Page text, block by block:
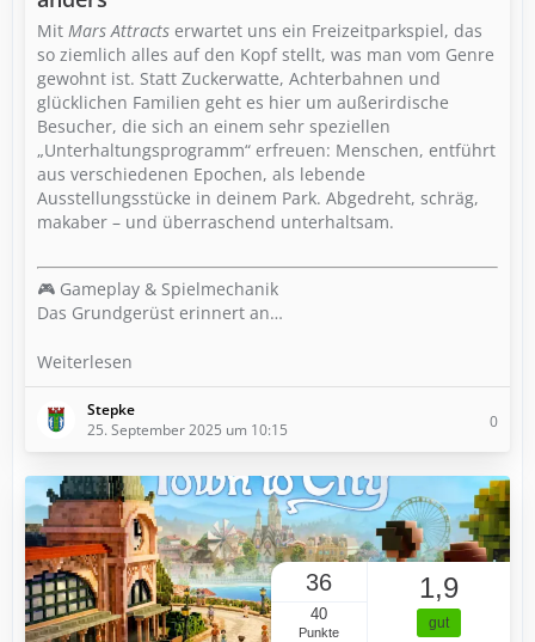
Mit Mars Attracts erwartet uns ein Freizeitparkspiel, das
so ziemlich alles auf den Kopf stellt, was man vom Genre
gewohnt ist. Statt Zuckerwatte, Achterbahnen und
glücklichen Familien geht es hier um außerirdische
Besucher, die sich an einem sehr speziellen
„Unterhaltungsprogramm“ erfreuen: Menschen, entführt
aus verschiedenen Epochen, als lebende
Ausstellungsstücke in deinem Park. Abgedreht, schräg,
makaber – und überraschend unterhaltsam.
🎮 Gameplay & Spielmechanik
Das Grundgerüst erinnert an…
Weiterlesen
Stepke
25. September 2025 um 10:15
0
36
40
Punkte
1,9
gut